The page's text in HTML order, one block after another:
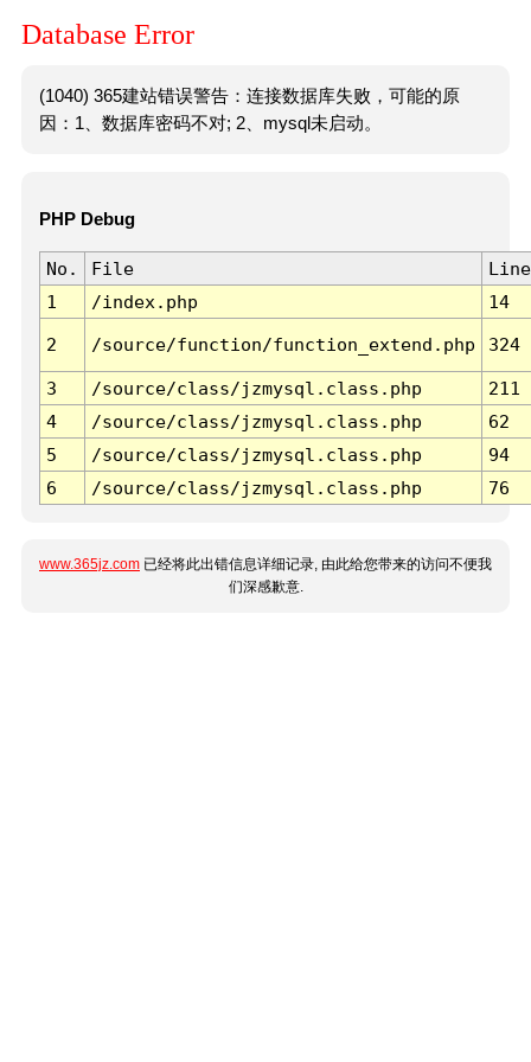
Database Error
(1040) 365建站错误警告：连接数据库失败，可能的原
因：1、数据库密码不对; 2、mysql未启动。
PHP Debug
No. File
Line
1
/index.php 14
2 /source/function/function_extend.php 324
3 /source/class/jzmysql.class.php
211
4
/source/class/jzmysql.class.php
62
5
/source/class/jzmysql.class.php
94
6
/source/class/jzmysql.class.php 76
www.365jz.com 已经将此出错信息详细记录, 由此给您带来的访问不便我
们深感歉意.